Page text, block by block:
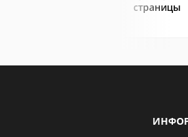
страницы